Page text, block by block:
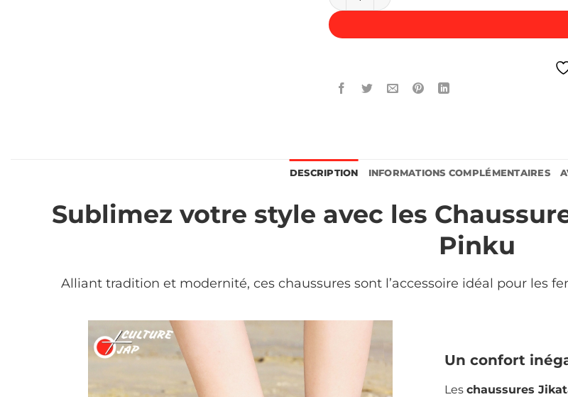
DESCRIPTION INFORMATIONS COMPLÉMENTAIRES
Sublimez votre style avec les
Pinku
Alliant tradition et modernité, ces chaussures sont l’accessoire idéal pour les
Un confort
Leschaussures